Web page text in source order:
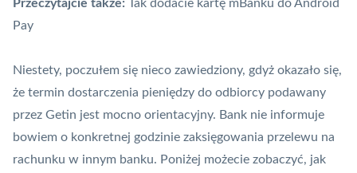
Przeczytajcie także: Tak dodacie kartę mBanku do Android
Pay
Niestety, poczułem się nieco zawiedziony, gdyż okazało się,
że termin dostarczenia pieniędzy do odbiorcy podawany
przez Getin jest mocno orientacyjny. Bank nie informuje
bowiem o konkretnej godzinie zaksięgowania przelewu na
rachunku w innym banku. Poniżej możecie zobaczyć, jak